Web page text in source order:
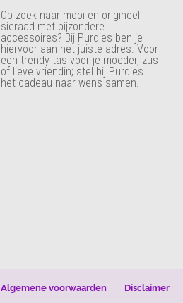
Op zoek naar mooi en origineel
sieraad met bijzondere
accessoires? Bij Purdies ben je
hiervoor aan het juiste adres. Voor
een trendy tas voor je moeder, zus
of lieve vriendin; stel bij Purdies
het cadeau naar wens samen.
Algemene voorwaarden Disclaimer